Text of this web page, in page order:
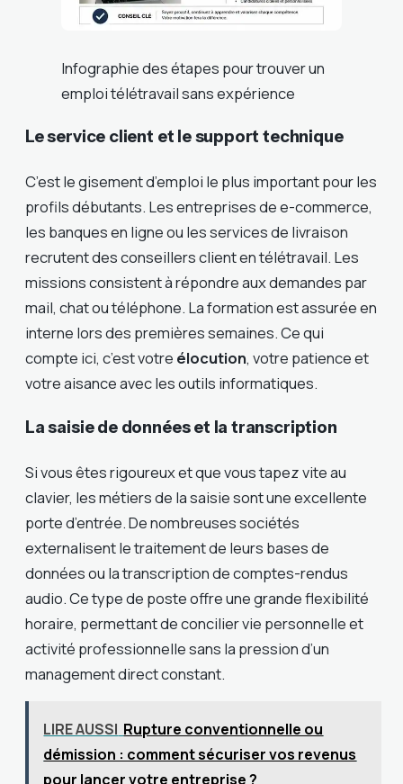
Infographie des étapes pour trouver un
emploi télétravail sans expérience
Le service client et le support technique
C’est le gisement d’emploi le plus important pour les
profils débutants. Les entreprises de e-commerce,
les banques en ligne ou les services de livraison
recrutent des conseillers client en télétravail. Les
missions consistent à répondre aux demandes par
mail, chat ou téléphone. La formation est assurée en
interne lors des premières semaines. Ce qui
compte ici, c’est votre élocution, votre patience et
votre aisance avec les outils informatiques.
La saisie de données et la transcription
Si vous êtes rigoureux et que vous tapez vite au
clavier, les métiers de la saisie sont une excellente
porte d’entrée. De nombreuses sociétés
externalisent le traitement de leurs bases de
données ou la transcription de comptes-rendus
audio. Ce type de poste offre une grande flexibilité
horaire, permettant de concilier vie personnelle et
activité professionnelle sans la pression d’un
management direct constant.
LIRE AUSSI Rupture conventionnelle ou
démission : comment sécuriser vos revenus
pour lancer votre entreprise ?